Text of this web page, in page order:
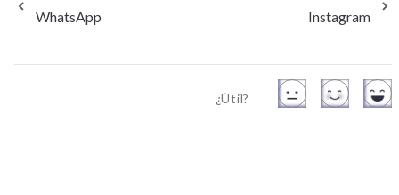
WhatsApp
Instagram
¿Útil?